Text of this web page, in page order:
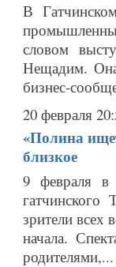
В
словом
Нещадим. Она
бизнес-
20 февраля
«Полина
близкое
9 февраля в
зрители всех
начала.
родителями,...